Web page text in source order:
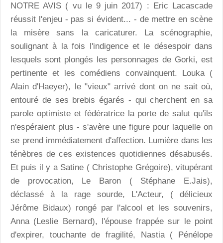
NOTRE AVIS ( vu le 9 juin 2017) : Eric Lacascade
réussit l'enjeu - pas si évident... - de mettre en scène
la misère sans la caricaturer. La scénographie,
soulignant à la fois l'indigence et le désespoir dans
lesquels sont plongés les personnages de Gorki, est
pertinente et les comédiens convainquent. Louka (
Alain d'Haeyer), le "vieux" arrivé dont on ne sait où,
entouré de ses brebis égarés - qui cherchent en sa
parole optimiste et fédératrice la porte de salut qu'ils
n'espéraient plus - s'avère une figure pour laquelle on
se prend immédiatement d'affection. Lumière dans les
ténèbres de ces existences quotidiennes désabusés.
Et puis il y a Satine ( Christophe Grégoire), vitupérant
de provocation, Le Baron ( Stéphane E.Jais),
déclassé à la rage sourde, L'Acteur, ( délicieux
Jérôme Bidaux) rongé par l'alcool et les souvenirs,
Anna (Leslie Bernard), l'épouse frappée sur le point
d'expirer, touchante de fragilité, Nastia ( Pénélope